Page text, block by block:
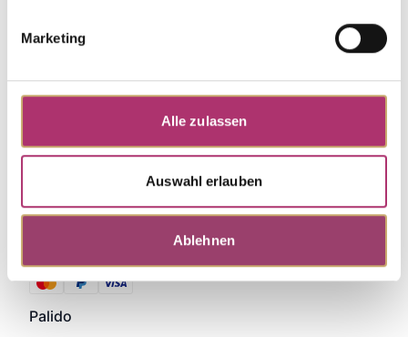
Marketing
Alle zulassen
Auswahl erlauben
Ablehnen
Palido